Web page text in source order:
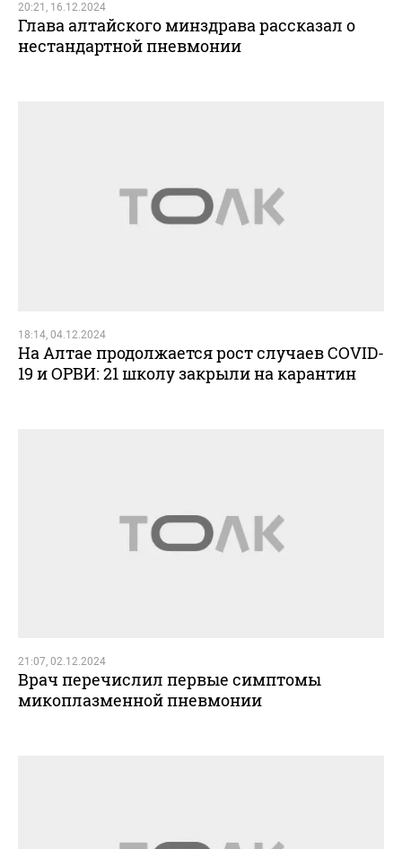
20:21, 16.12.2024
Глава алтайского минздрава рассказал о
нестандартной пневмонии
18:14, 04.12.2024
На Алтае продолжается рост случаев COVID-
19 и ОРВИ: 21 школу закрыли на карантин
21:07, 02.12.2024
Врач перечислил первые симптомы
микоплазменной пневмонии